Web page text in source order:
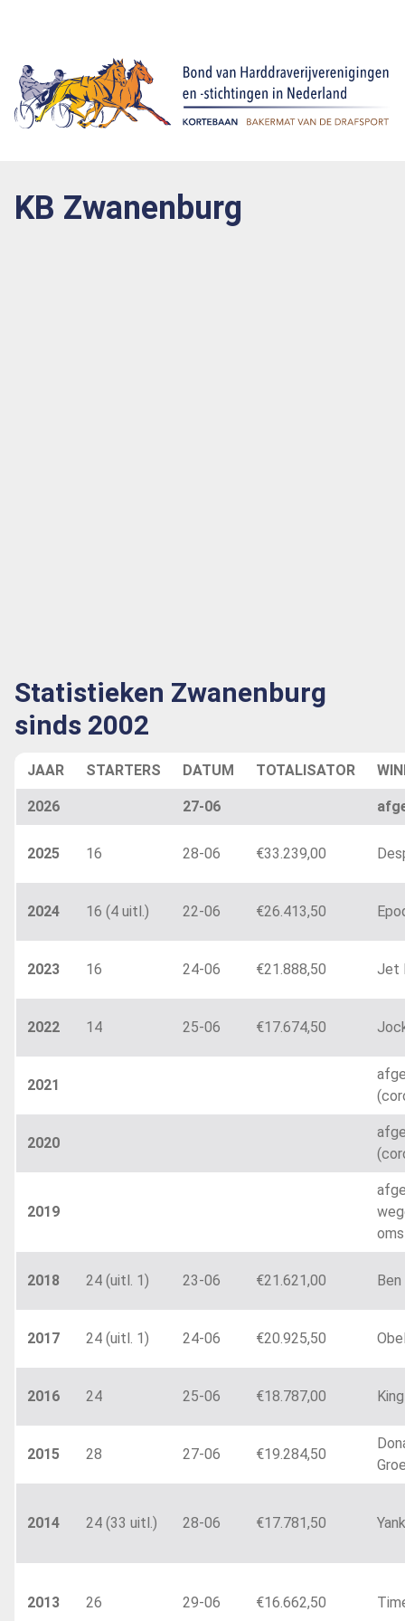
KB Zwanenburg
Statistieken Zwanenburg
sinds 2002
JAAR STARTERS DATUM TOTALISATOR
2026 27-06
2025 16 28-06 €33.239,00
2024 16 (4 uitl.) 22-06 €26.413,50
2023 16 24-06 €21.888,50 Jet
2022 14 25-06 €17.674,50
2021
2020
2019
2018 24 (uitl. 1) 23-06 €21.621,00 Ben
2017 24 (uitl. 1) 24-06 €20.925,50
2016 24 25-06 €18.787,00 King
2015 28 27-06 €19.284,50
2014 24 (33 uitl.) 28-06 €17.781,50
2013 26 29-06 €16.662,50